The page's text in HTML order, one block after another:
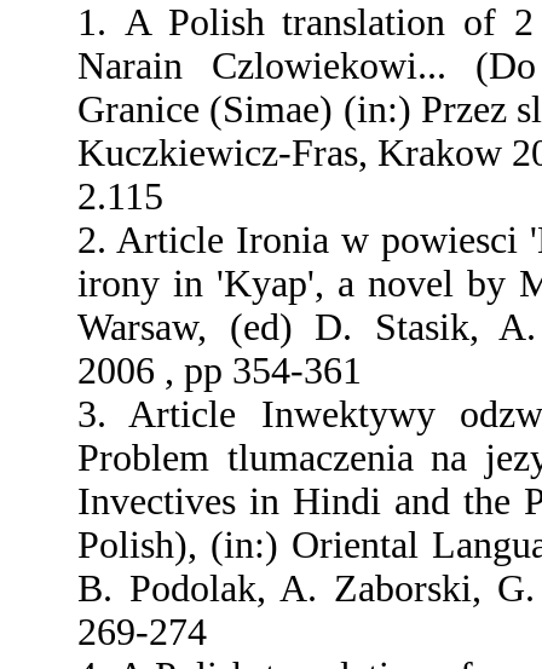
1. A Polish translation of
Narain Czlowiekowi...
Granice (Simae) (in:) Przez
Kuczkiewicz-Fras, Krakow
2.115
2. Article Ironia w powiesci
irony in 'Kyap', a novel by
Warsaw, (ed) D. Stasik, A.
2006 , pp 354-361
3. Article Inwektywy
Problem tlumaczenia na
Invectives in Hindi and the
Polish), (in:) Oriental
B. Podolak, A. Zaborski,
269-274